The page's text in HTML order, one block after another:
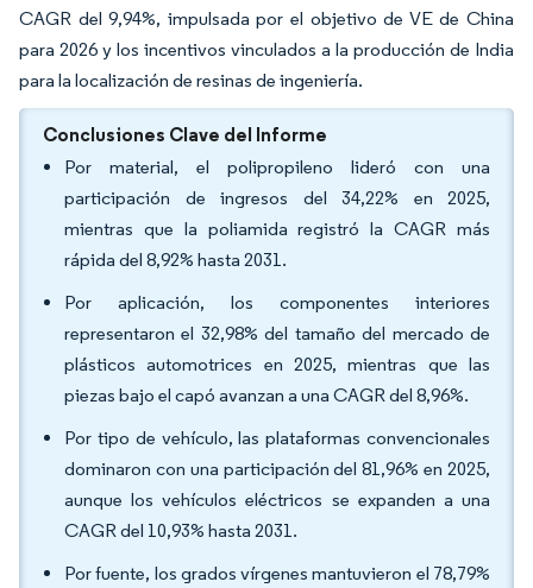
CAGR del 9,94%, impulsada por el objetivo de VE de China
para 2026 y los incentivos vinculados a la producción de India
para la localización de resinas de ingeniería.
Conclusiones Clave del Informe
Por material, el polipropileno lideró con una
participación de ingresos del 34,22% en 2025,
mientras que la poliamida registró la CAGR más
rápida del 8,92% hasta 2031.
Por aplicación, los componentes interiores
representaron el 32,98% del tamaño del mercado de
plásticos automotrices en 2025, mientras que las
piezas bajo el capó avanzan a una CAGR del 8,96%.
Por tipo de vehículo, las plataformas convencionales
dominaron con una participación del 81,96% en 2025,
aunque los vehículos eléctricos se expanden a una
CAGR del 10,93% hasta 2031.
Por fuente, los grados vírgenes mantuvieron el 78,79%